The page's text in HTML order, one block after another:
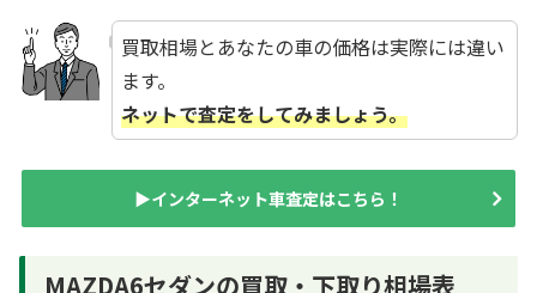
買取相場とあなたの車の価格は実際には違い
ます。
ネットで査定をしてみましょう。
▶インターネット車査定はこちら！
MAZDA6セダンの買取・下取り相場表